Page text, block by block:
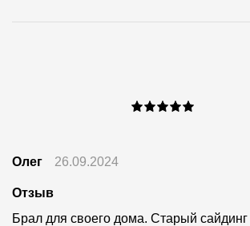
Олег 26.09.2024
Отзыв
Брал для своего дома. Старый